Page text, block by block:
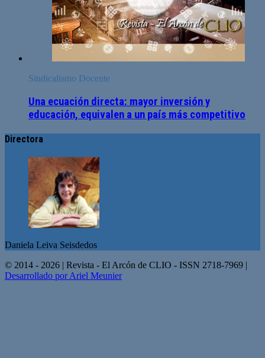
Sindicalismo Docente
Una ecuación directa: mayor inversión y
educación, equivalen a un país más competitivo
Directora
Daniela Leiva Seisdedos
© 2014 - 2026 | Revista - El Arcón de CLIO - ISSN 2718-7969 |
Desarrollado por Ariel Meunier